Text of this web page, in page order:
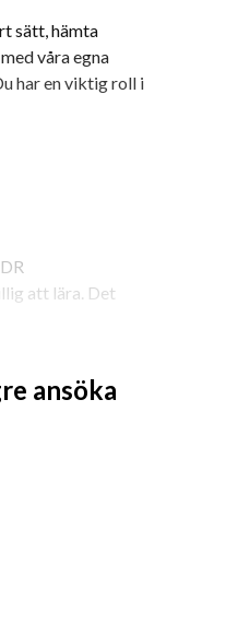
sätt, hämta
våra egna
har en viktig roll i
att lära. Det
ansöka